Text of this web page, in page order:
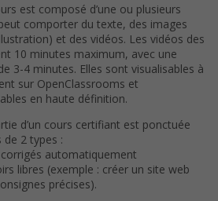
est composé d’une ou plusieurs
comporter du texte, des images
et des vidéos. Les vidéos des
10 minutes maximum, avec une
3-4 minutes. Elles sont visualisables à
sur OpenClassrooms et
en haute définition.
d’un cours certifiant est ponctuée
de 2 types :
automatiquement
libres (exemple : créer un site web
précises).